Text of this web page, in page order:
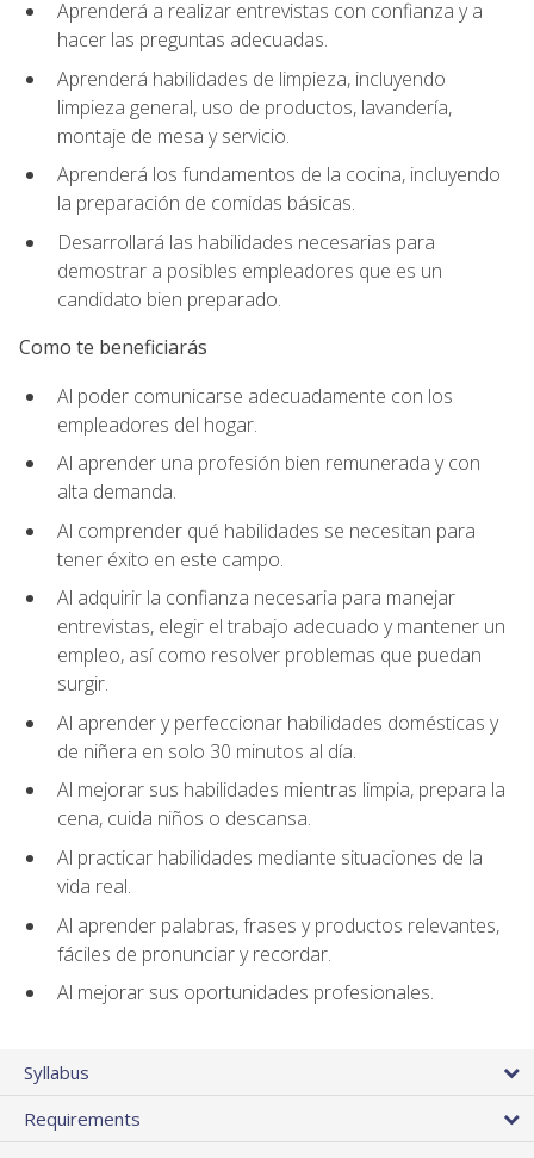
Aprenderá a realizar entrevistas con confianza y a
hacer las preguntas adecuadas.
Aprenderá habilidades de limpieza, incluyendo
limpieza general, uso de productos, lavandería,
montaje de mesa y servicio.
Aprenderá los fundamentos de la cocina, incluyendo
la preparación de comidas básicas.
Desarrollará las habilidades necesarias para
demostrar a posibles empleadores que es un
candidato bien preparado.
Como te beneficiarás
Al poder comunicarse adecuadamente con los
empleadores del hogar.
Al aprender una profesión bien remunerada y con
alta demanda.
Al comprender qué habilidades se necesitan para
tener éxito en este campo.
Al adquirir la confianza necesaria para manejar
entrevistas, elegir el trabajo adecuado y mantener un
empleo, así como resolver problemas que puedan
surgir.
Al aprender y perfeccionar habilidades domésticas y
de niñera en solo 30 minutos al día.
Al mejorar sus habilidades mientras limpia, prepara la
cena, cuida niños o descansa.
Al practicar habilidades mediante situaciones de la
vida real.
Al aprender palabras, frases y productos relevantes,
fáciles de pronunciar y recordar.
Al mejorar sus oportunidades profesionales.
Syllabus
Requirements